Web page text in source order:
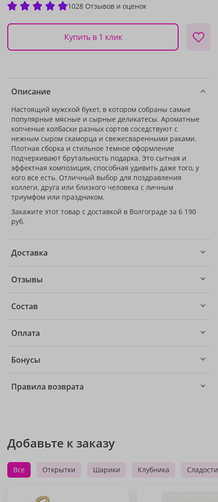
1028 Отзывов и оценок
Купить в 1 клик
Описание
Настоящий мужской букет, в котором собраны самые
популярные мясные и сырные деликатесы. Ароматные
копченые колбаски разных сортов соседствуют с
нежным сыром скаморца и свежесваренными раками.
Плотная сборка и стильное темное оформление
подчеркивают брутальность подарка. Это сытная и
эффектная композиция, способная удивить даже того, у
кого все есть. Отличный выбор для поздравления
коллеги, друга или близкого человека с личным
триумфом или праздником.
Закажите этот товар с доставкой в Волгограде за 6 190
руб.
Доставка
Отзывы
Состав
Оплата
Бонусы
Правила возврата
Добавьте к заказу
Все Открытки Шарики Клубника Сладости